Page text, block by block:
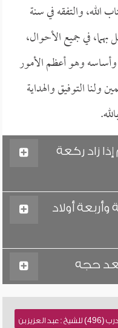
الله، والتفقه في سنة
في جميع الأحوال،
وهو أعظم الأمور
ولنا التوفيق والهداية
زاد ركعة
أولاد
حجه
نسخة نصية للطباعة , فتاوى نور على الدرب (496) للشيخ : عبد العزيز بن